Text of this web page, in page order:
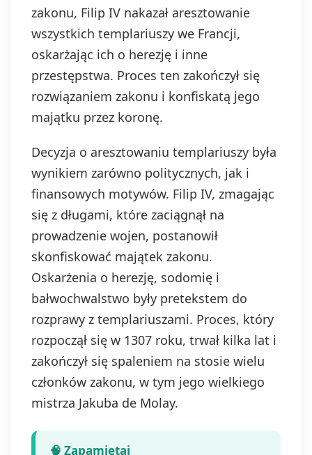
zakonu, Filip IV nakazał aresztowanie
wszystkich templariuszy we Francji,
oskarżając ich o herezję i inne
przestępstwa. Proces ten zakończył się
rozwiązaniem zakonu i konfiskatą jego
majątku przez koronę.
Decyzja o aresztowaniu templariuszy była
wynikiem zarówno politycznych, jak i
finansowych motywów. Filip IV, zmagając
się z długami, które zaciągnął na
prowadzenie wojen, postanowił
skonfiskować majątek zakonu.
Oskarżenia o herezję, sodomię i
bałwochwalstwo były pretekstem do
rozprawy z templariuszami. Proces, który
rozpoczął się w 1307 roku, trwał kilka lat i
zakończył się spaleniem na stosie wielu
członków zakonu, w tym jego wielkiego
mistrza Jakuba de Molay.